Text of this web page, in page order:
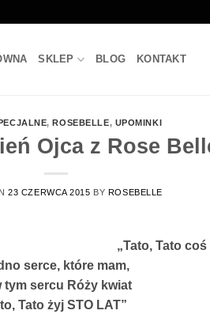
SKLEP BLOG KONTAKT
,ROSEBELLE, UPOMINKI
Ojca z Rose
23 CZERWCA 2015 BY ROSEBELLE
„Tato, Tato
serce, które mam,
tym sercu Róży kwiat
Tato żyj STO LAT”